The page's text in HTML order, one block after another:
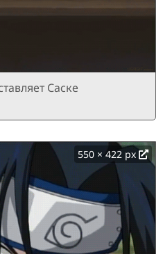
Саске
550 × 422 px